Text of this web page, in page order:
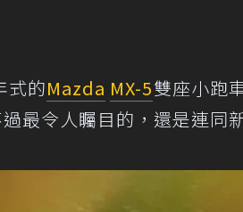
式的Mazda MX-5雙座小跑
最令人矚目的，還是連同